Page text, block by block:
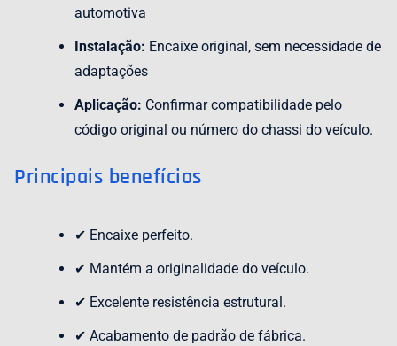
automotiva
Instalação: Encaixe original, sem necessidade de
adaptações
Aplicação: Confirmar compatibilidade pelo
código original ou número do chassi do veículo.
Principais benefícios
✔ Encaixe perfeito.
✔ Mantém a originalidade do veículo.
✔ Excelente resistência estrutural.
✔ Acabamento de padrão de fábrica.